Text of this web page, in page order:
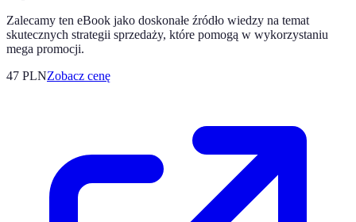
Zalecamy ten eBook jako doskonałe źródło wiedzy na temat
skutecznych strategii sprzedaży, które pomogą w wykorzystaniu
mega promocji.
47 PLNZobacz cenę